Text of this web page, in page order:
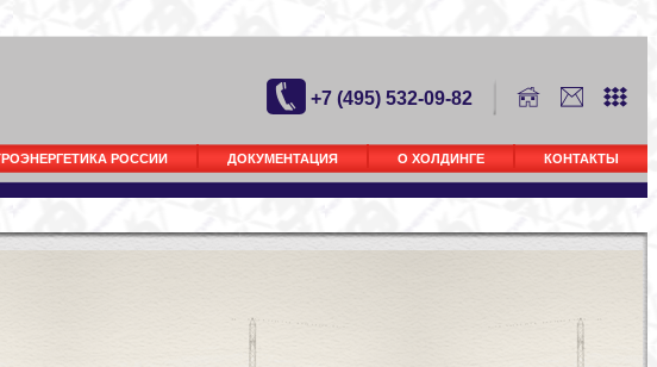
+7 (495) 532-09-82
РОССИИ ДОКУМЕНТАЦИЯ О ХОЛДИНГЕ КОНТАКТЫ